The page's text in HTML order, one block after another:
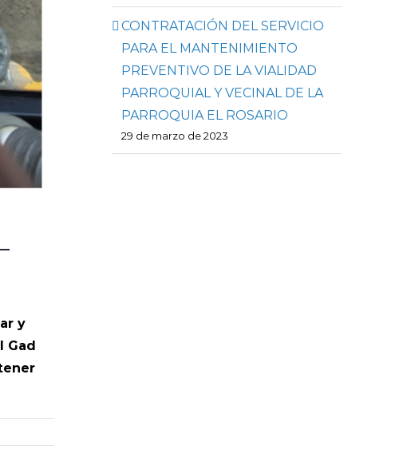
y
Gad
CONTRATACIÓN DEL SERVICIO
PARA EL MANTENIMIENTO
PREVENTIVO DE LA VIALIDAD
PARROQUIAL Y VECINAL DE LA
PARROQUIA EL ROSARIO
29 de marzo de 2023